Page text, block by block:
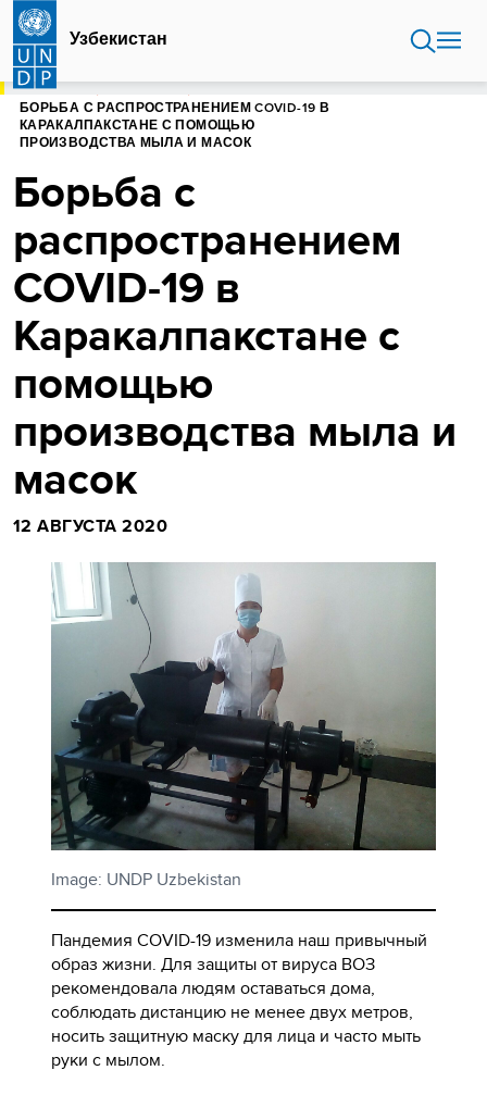
Перейти
основному
содержанию
Узбекистан
ГЛАВНАЯ
БОРЬБА С РАСПРОСТРАНЕНИЕМ COVID-19 В
КАРАКАЛПАКСТАНЕ С ПОМОЩЬЮ
ПРОИЗВОДСТВА МЫЛА И МАСОК
Борьба с
распространением
COVID-19 в
Каракалпакстане с
помощью
производства мыла и
масок
12 АВГУСТА 2020
Image: UNDP Uzbekistan
Пандемия COVID-19 изменила наш привычный
образ жизни. Для защиты от вируса ВОЗ
рекомендовала людям оставаться дома,
соблюдать дистанцию не менее двух метров,
носить защитную маску для лица и часто мыть
руки с мылом.